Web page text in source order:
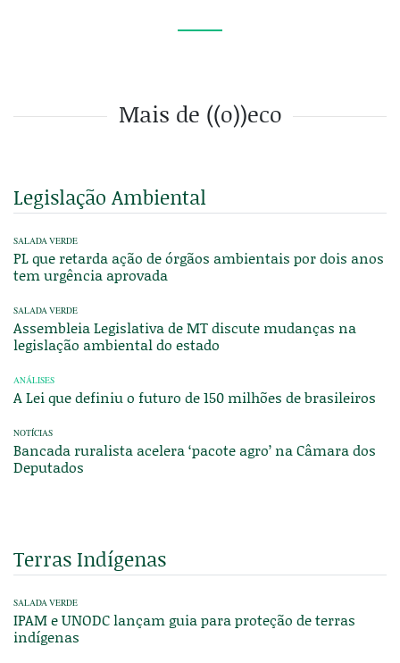
Mais de ((o))eco
Legislação Ambiental
SALADA VERDE
PL que retarda ação de órgãos ambientais por dois anos
tem urgência aprovada
SALADA VERDE
Assembleia Legislativa de MT discute mudanças na
legislação ambiental do estado
ANÁLISES
A Lei que definiu o futuro de 150 milhões de brasileiros
NOTÍCIAS
Bancada ruralista acelera ‘pacote agro’ na Câmara dos
Deputados
Terras Indígenas
SALADA VERDE
IPAM e UNODC lançam guia para proteção de terras
indígenas